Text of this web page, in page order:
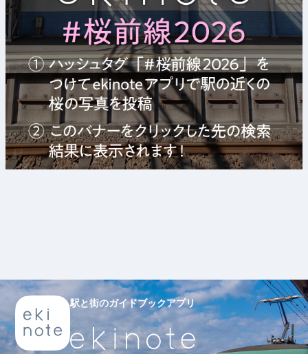
駅と街のガイドブックアプリ